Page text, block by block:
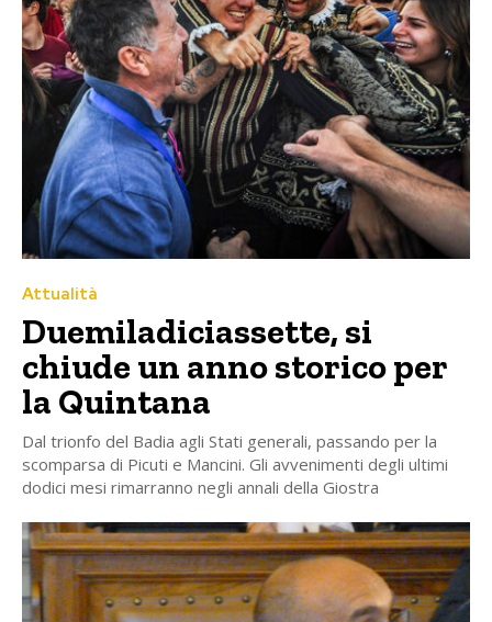
Attualità
Duemiladiciassette, si
chiude un anno storico per
la Quintana
Dal trionfo del Badia agli Stati generali, passando per la
scomparsa di Picuti e Mancini. Gli avvenimenti degli ultimi
dodici mesi rimarranno negli annali della Giostra